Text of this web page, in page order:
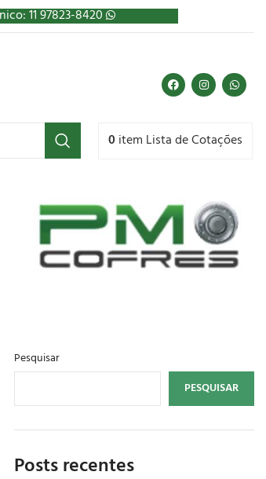
11 97823-8420
0 item Lista de Cotações
Pesquisar
PESQUISAR
Posts recentes